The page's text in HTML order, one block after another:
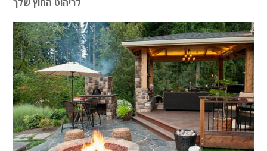
לריהוט החוץ שלך